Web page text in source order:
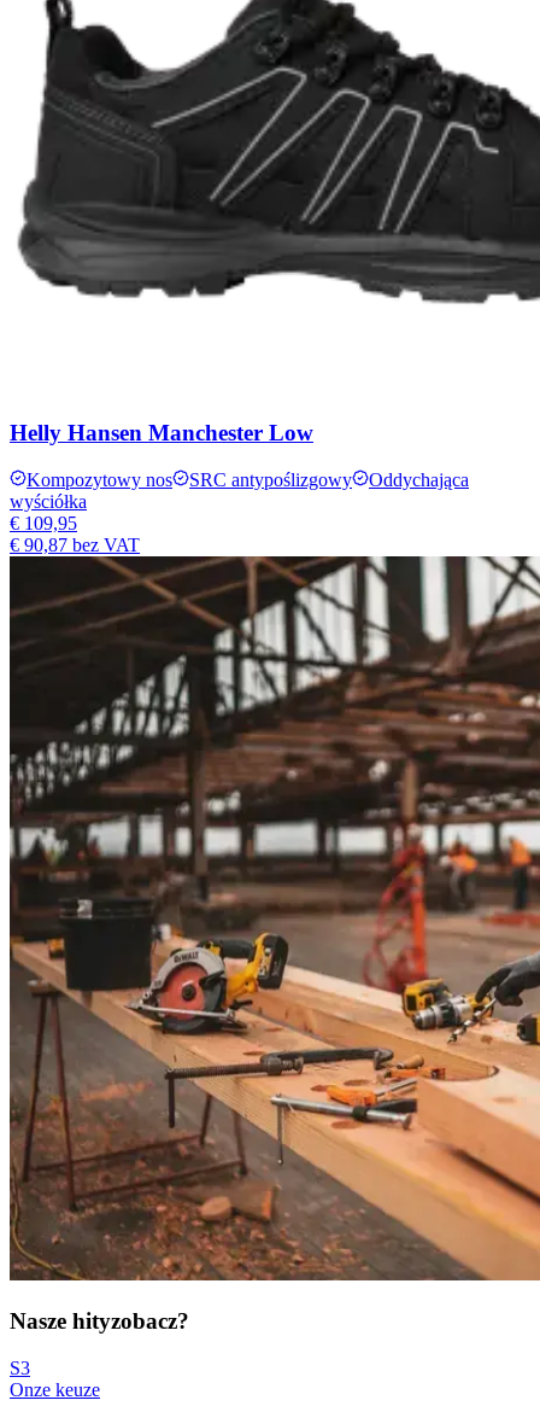
Helly Hansen Manchester Low
Kompozytowy nos SRC antypoślizgowy
Oddychająca
wyściółka
€ 109,95
€ 90,87 bez VAT
Nasze hityzobacz?
S3
Onze keuze